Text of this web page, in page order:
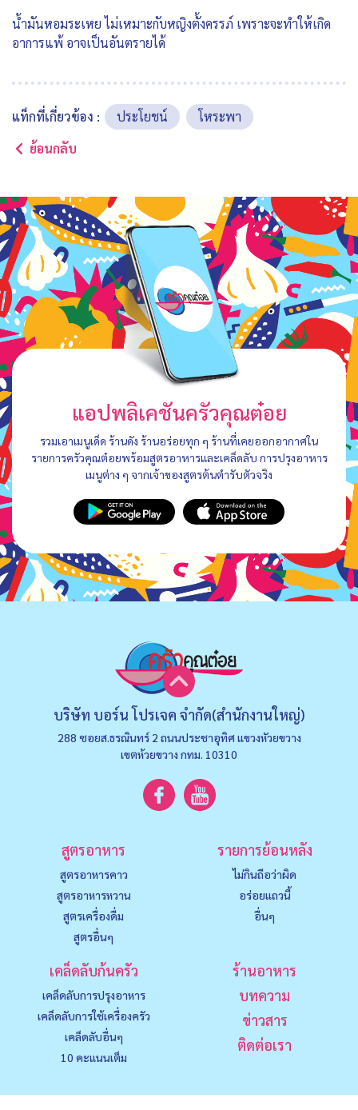
น้ำมันหอมระเหย ไม่เหมาะกับหญิงตั้งครรภ์ เพราะจะทำให้เกิด
อาการแพ้ อาจเป็นอันตรายได้
แท็กที่เกี่ยวข้อง : ประโยชน์
โหระพา
ย้อนกลับ
แอปพลิเคชันครัวคุณต๋อย
รวมเอาเมนูเด็ด ร้านดัง ร้านอร่อยทุก ๆ ร้านที่เคยออกอากาศใน
รายการครัวคุณต๋อยพร้อมสูตรอาหารและเคล็ดลับ การปรุงอาหาร
เมนูต่าง ๆ จากเจ้าของสูตรต้นตำรับตัวจริง
บริษัท บอร์น โปรเจค จำกัด(สำนักงานใหญ่)
288 ซอยส.ธรณินทร์ 2 ถนนประชาอุทิศ แขวงหัวยขวาง
เขตห้วยขวาง กทม. 10310
สูตรอาหาร
สูตรอาหารคาว
สูตรอาหารหวาน
สูตรเครื่องดื่ม
สูตรอื่นๆ
รายการย้อนหลัง
ไม่กินถือว่าผิด
อร่อยแถวนี้
อื่นๆ
เคล็ดลับก้นครัว
เคล็ดลับการปรุงอาหาร
เคล็ดลับการใช้เครื่องครัว
เคล็ดลับอื่นๆ
10 คะแนนเต็ม
ร้านอาหาร
บทความ
ข่าวสาร
ติดต่อเรา